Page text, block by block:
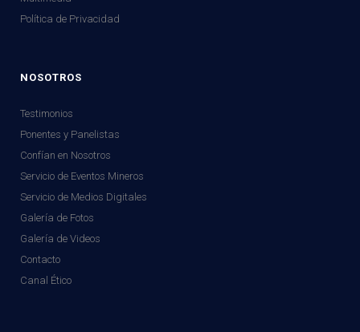
Política de Privacidad
NOSOTROS
Testimonios
Ponentes y Panelistas
Confían en Nosotros
Servicio de Eventos Mineros
Servicio de Medios Digitales
Galería de Fotos
Galería de Videos
Contacto
Canal Ético